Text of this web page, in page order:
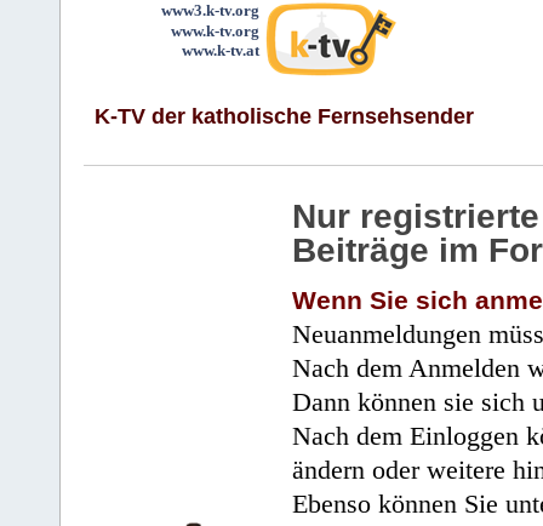
www3.k-tv.org
www.k-tv.org
www.k-tv.at
K-TV der katholische Fernsehsender
Nur
Beiträge im
Wenn Sie sich
Neuanmeldungen
Nach dem Anmelden
Dann können sie sich
Nach dem Einloggen
ändern oder weitere
Ebenso können Sie